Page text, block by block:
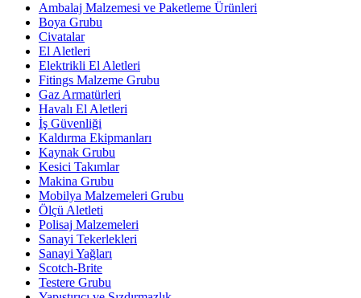
Ambalaj Malzemesi ve Paketleme Ürünleri
Boya Grubu
Civatalar
El Aletleri
Elektrikli El Aletleri
Fitings Malzeme Grubu
Gaz Armatürleri
Havalı El Aletleri
İş Güvenliği
Kaldırma Ekipmanları
Kaynak Grubu
Kesici Takımlar
Makina Grubu
Mobilya Malzemeleri Grubu
Ölçü Aletleti
Polisaj Malzemeleri
Sanayi Tekerlekleri
Sanayi Yağları
Scotch-Brite
Testere Grubu